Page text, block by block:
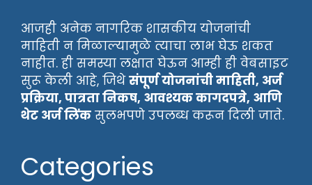
आजही अनेक नागरिक शासकीय योजनांची
माहिती न मिळाल्यामुळे त्याचा लाभ घेऊ शकत
नाहीत. ही समस्या लक्षात घेऊन आम्ही ही वेबसाइट
सुरू केली आहे, जिथेसंपूर्ण योजनांची माहिती, अर्ज
प्रक्रिया, पात्रता निकष, आवश्यक कागदपत्रे, आणि
थेट अर्ज लिंक सुलभपणे उपलब्ध करून दिली जाते.
Categories